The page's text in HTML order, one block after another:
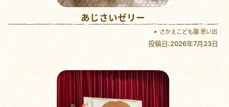
あじさいゼリー
さかえこども園 思い出
投稿日:2026年7月23日